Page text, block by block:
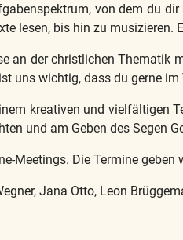
von dem du
lesen, bis hin zu musizieren.
an der christlichen Thematik
uns wichtig, dass du gerne
kreativen und vielfältigen
und am Geben des Segen
Meetings. Die Termine
Jana Otto, Leon